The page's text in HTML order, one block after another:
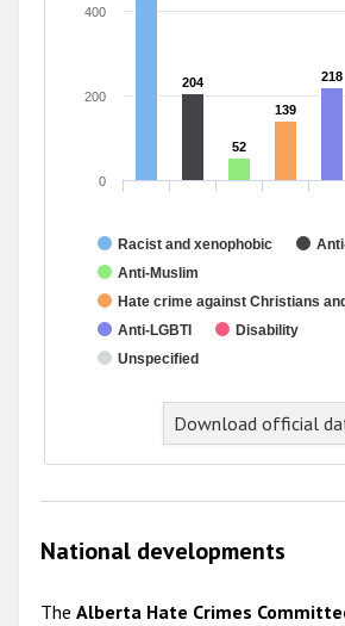
204
204
52
52
139
139
218
218
Racist and xenophobic
Anti-Muslim
Hate crime against Christians
Anti-LGBTI
Disability
Unspecified
0
200
400
Download official
National developments
The Alberta Hate Crimes